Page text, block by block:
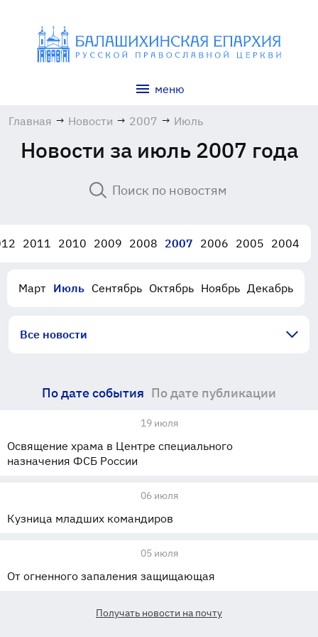
меню
Главная → Новости → 2007 → Июль
Новости за июль 2007 года
2011 2010 2009 2008 2007 2006 2005 2004
Март Июль Сентябрь Октябрь Ноябрь Декабрь
Все новости
По дате события По дате публикации
19 июля
Освящение храма в Центре специального
назначения ФСБ России
06 июля
Кузница младших командиров
05 июля
От огненного запаления защищающая
Получать новости на почту